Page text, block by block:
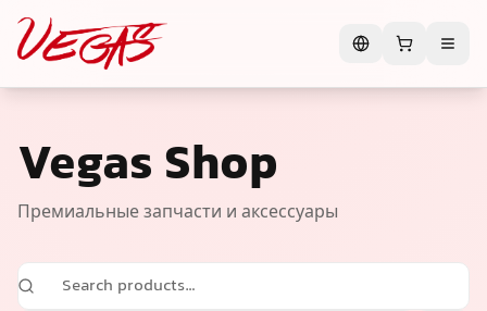
Vegas Shop
Премиальные запчасти и аксессуары